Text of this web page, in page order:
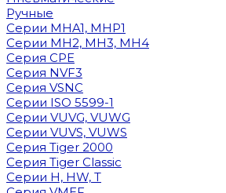
Ручные
Cерии MHA1, MHP1
Cерии MH2, MH3, MH4
Cерия CPE
Серия NVF3
Серия VSNC
Серии ISO 5599-1
Серии VUVG, VUWG
Серии VUVS, VUWS
Серия Tiger 2000
Серия Tiger Classic
Серии H, HW, T